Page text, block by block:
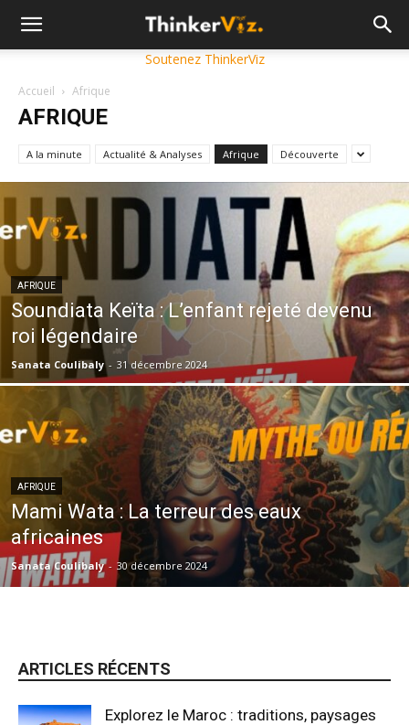
Soutenez ThinkerViz
Accueil Afrique
AFRIQUE
A la minute Actualité & Analyses Afrique Découverte
AFRIQUE
Soundiata Keïta : L’enfant rejeté devenu
roi légendaire
Sanata Coulibaly - 31 décembre 2024
AFRIQUE
Mami Wata : La terreur des eaux
africaines
Sanata Coulibaly - 30 décembre 2024
ARTICLES RÉCENTS
Explorez le Maroc : traditions, paysages